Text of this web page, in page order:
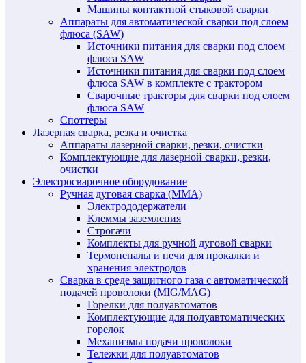
Машины контактной стыковой сварки
Аппараты для автоматической сварки под слоем
флюса (SAW)
Источники питания для сварки под слоем
флюса SAW
Источники питания для сварки под слоем
флюса SAW в комплекте с трактором
Сварочные тракторы для сварки под слоем
флюса SAW
Споттеры
Лазерная сварка, резка и очистка
Аппараты лазерной сварки, резки, очистки
Комплектующие для лазерной сварки, резки,
очистки
Электросварочное оборудование
Ручная дуговая сварка (MMA)
Электрододержатели
Клеммы заземления
Строгачи
Комплекты для ручной дуговой сварки
Термопеналы и печи для прокалки и
хранения электродов
Сварка в среде защитного газа с автоматической
подачей проволоки (MIG/MAG)
Горелки для полуавтоматов
Комплектующие для полуавтоматических
горелок
Механизмы подачи проволоки
Тележки для полуавтоматов